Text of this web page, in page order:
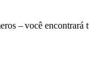
– você encontrará